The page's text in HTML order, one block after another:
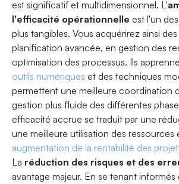
est significatif et multidimensionnel. L'
l'efficacité opérationnelle est l'un
plus tangibles. Vous acquérirez ainsi
planification avancée, en gestion des
optimisation des processus. Ils
outils numériques et des techniques
permettent une meilleure coordination
gestion plus fluide des différentes
efficacité accrue se traduit par une
une meilleure utilisation des ressources
augmentation de la rentabilité des
La réduction des risques et des
avantage majeur. En se tenant informés